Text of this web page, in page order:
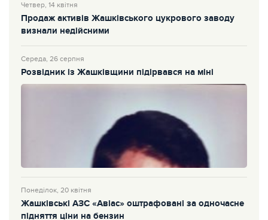
Четвер, 14 квітня
Продаж активів Жашківського цукрового заводу
визнали недійсними
Середа, 26 серпня
Розвідник із Жашківщини підірвався на міні
Понеділок, 20 квітня
Жашківські АЗС «Авіас» оштрафовані за одночасне
підняття ціни на бензин